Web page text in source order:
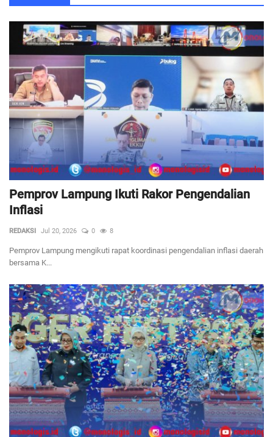
Pemprov Lampung Ikuti Rakor Pengendalian
Inflasi
REDAKSI Jul 20, 2026 0 8
Pemprov Lampung mengikuti rapat koordinasi pengendalian inflasi daerah
bersama K...